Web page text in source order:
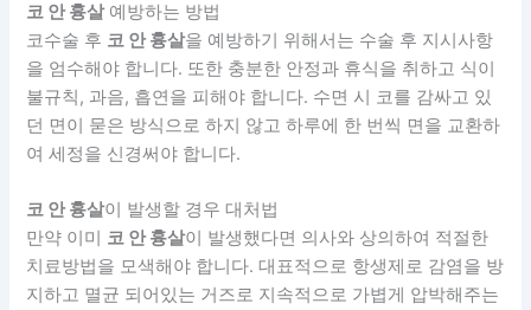
코 안 흉살예방하는 방법
코수술 후 코 안 흉살을 예방하기 위해서는 수술 후 지시사항
을 엄수해야 합니다. 또한 충분한 안정과 휴식을 취하고 식이
불규칙, 과음, 흡연을 피해야 합니다. 수면 시 코를 감싸고 있
던 면이 묻은 방식으로 하지 않고 하루에 한 번씩 면을 교환하
여 세정을 신경써야 합니다.
코 안 흉살이 발생할 경우 대처법
만약 이미 코 안 흉살이 발생했다면 의사와 상의하여 적절한
치료방법을 모색해야 합니다. 대표적으로 항생제로 감염을 방
지하고 멸균 되어있는 거즈로 지속적으로 가볍게 압박해주는